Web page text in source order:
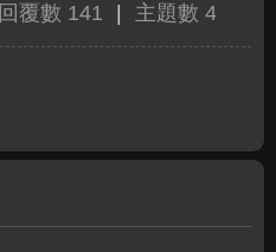
回覆數 141 主題數 4